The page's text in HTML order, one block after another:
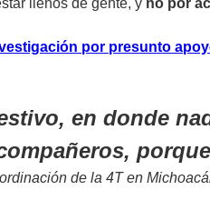
por presunto
en donde
de la 4T en